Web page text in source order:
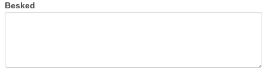
Besked